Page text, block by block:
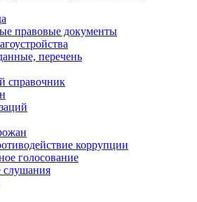
правовые документы
перечень
справочник
коррупции
голосование